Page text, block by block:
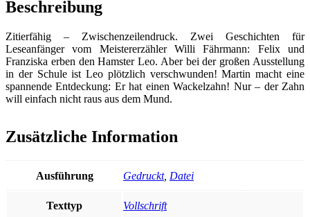
Beschreibung
Zitierfähig – Zwischenzeilendruck. Zwei Geschichten für
Leseanfänger vom Meistererzähler Willi Fährmann: Felix und
Franziska erben den Hamster Leo. Aber bei der großen Ausstellung
in der Schule ist Leo plötzlich verschwunden! Martin macht eine
spannende Entdeckung: Er hat einen Wackelzahn! Nur – der Zahn
will einfach nicht raus aus dem Mund.
Zusätzliche Information
Ausführung Gedruckt, Datei
Texttyp Vollschrift